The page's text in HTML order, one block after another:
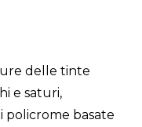
delle tinte
e saturi,
policrome basate